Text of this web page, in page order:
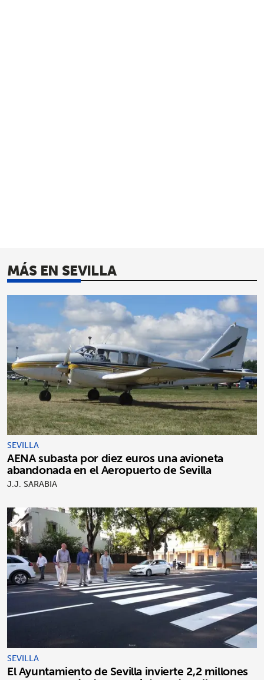
MÁS EN SEVILLA
SEVILLA
AENA subasta por diez euros una avioneta
abandonada en el Aeropuerto de Sevilla
J.J. SARABIA
SEVILLA
El Ayuntamiento de Sevilla invierte 2,2 millones